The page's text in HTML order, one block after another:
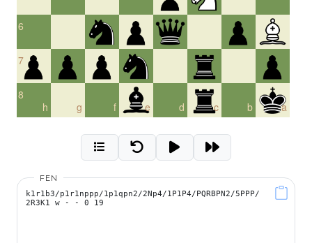
6
7
h
8
g
f e d c b a
FEN